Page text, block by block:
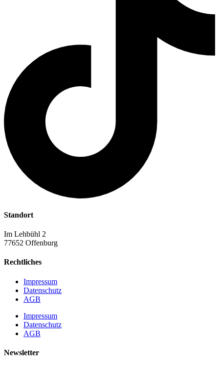
Standort
Im Lehbühl 2
77652 Offenburg
Rechtliches
Impressum
Datenschutz
AGB
Impressum
Datenschutz
AGB
Newsletter